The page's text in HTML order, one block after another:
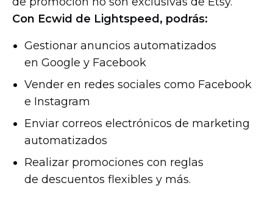
Con Ecwid de Lightspeed, podrás:
Gestionar anuncios automatizados
en Google y Facebook
Vender en redes sociales como Facebook
e Instagram
Enviar correos electrónicos de marketing
automatizados
Realizar promociones con reglas
de descuentos flexibles y más.